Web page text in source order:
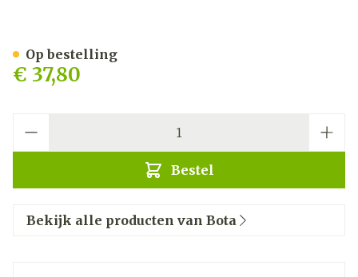
€ 37,80
Bestel
Op bestelling
Bekijk alle producten van Bota